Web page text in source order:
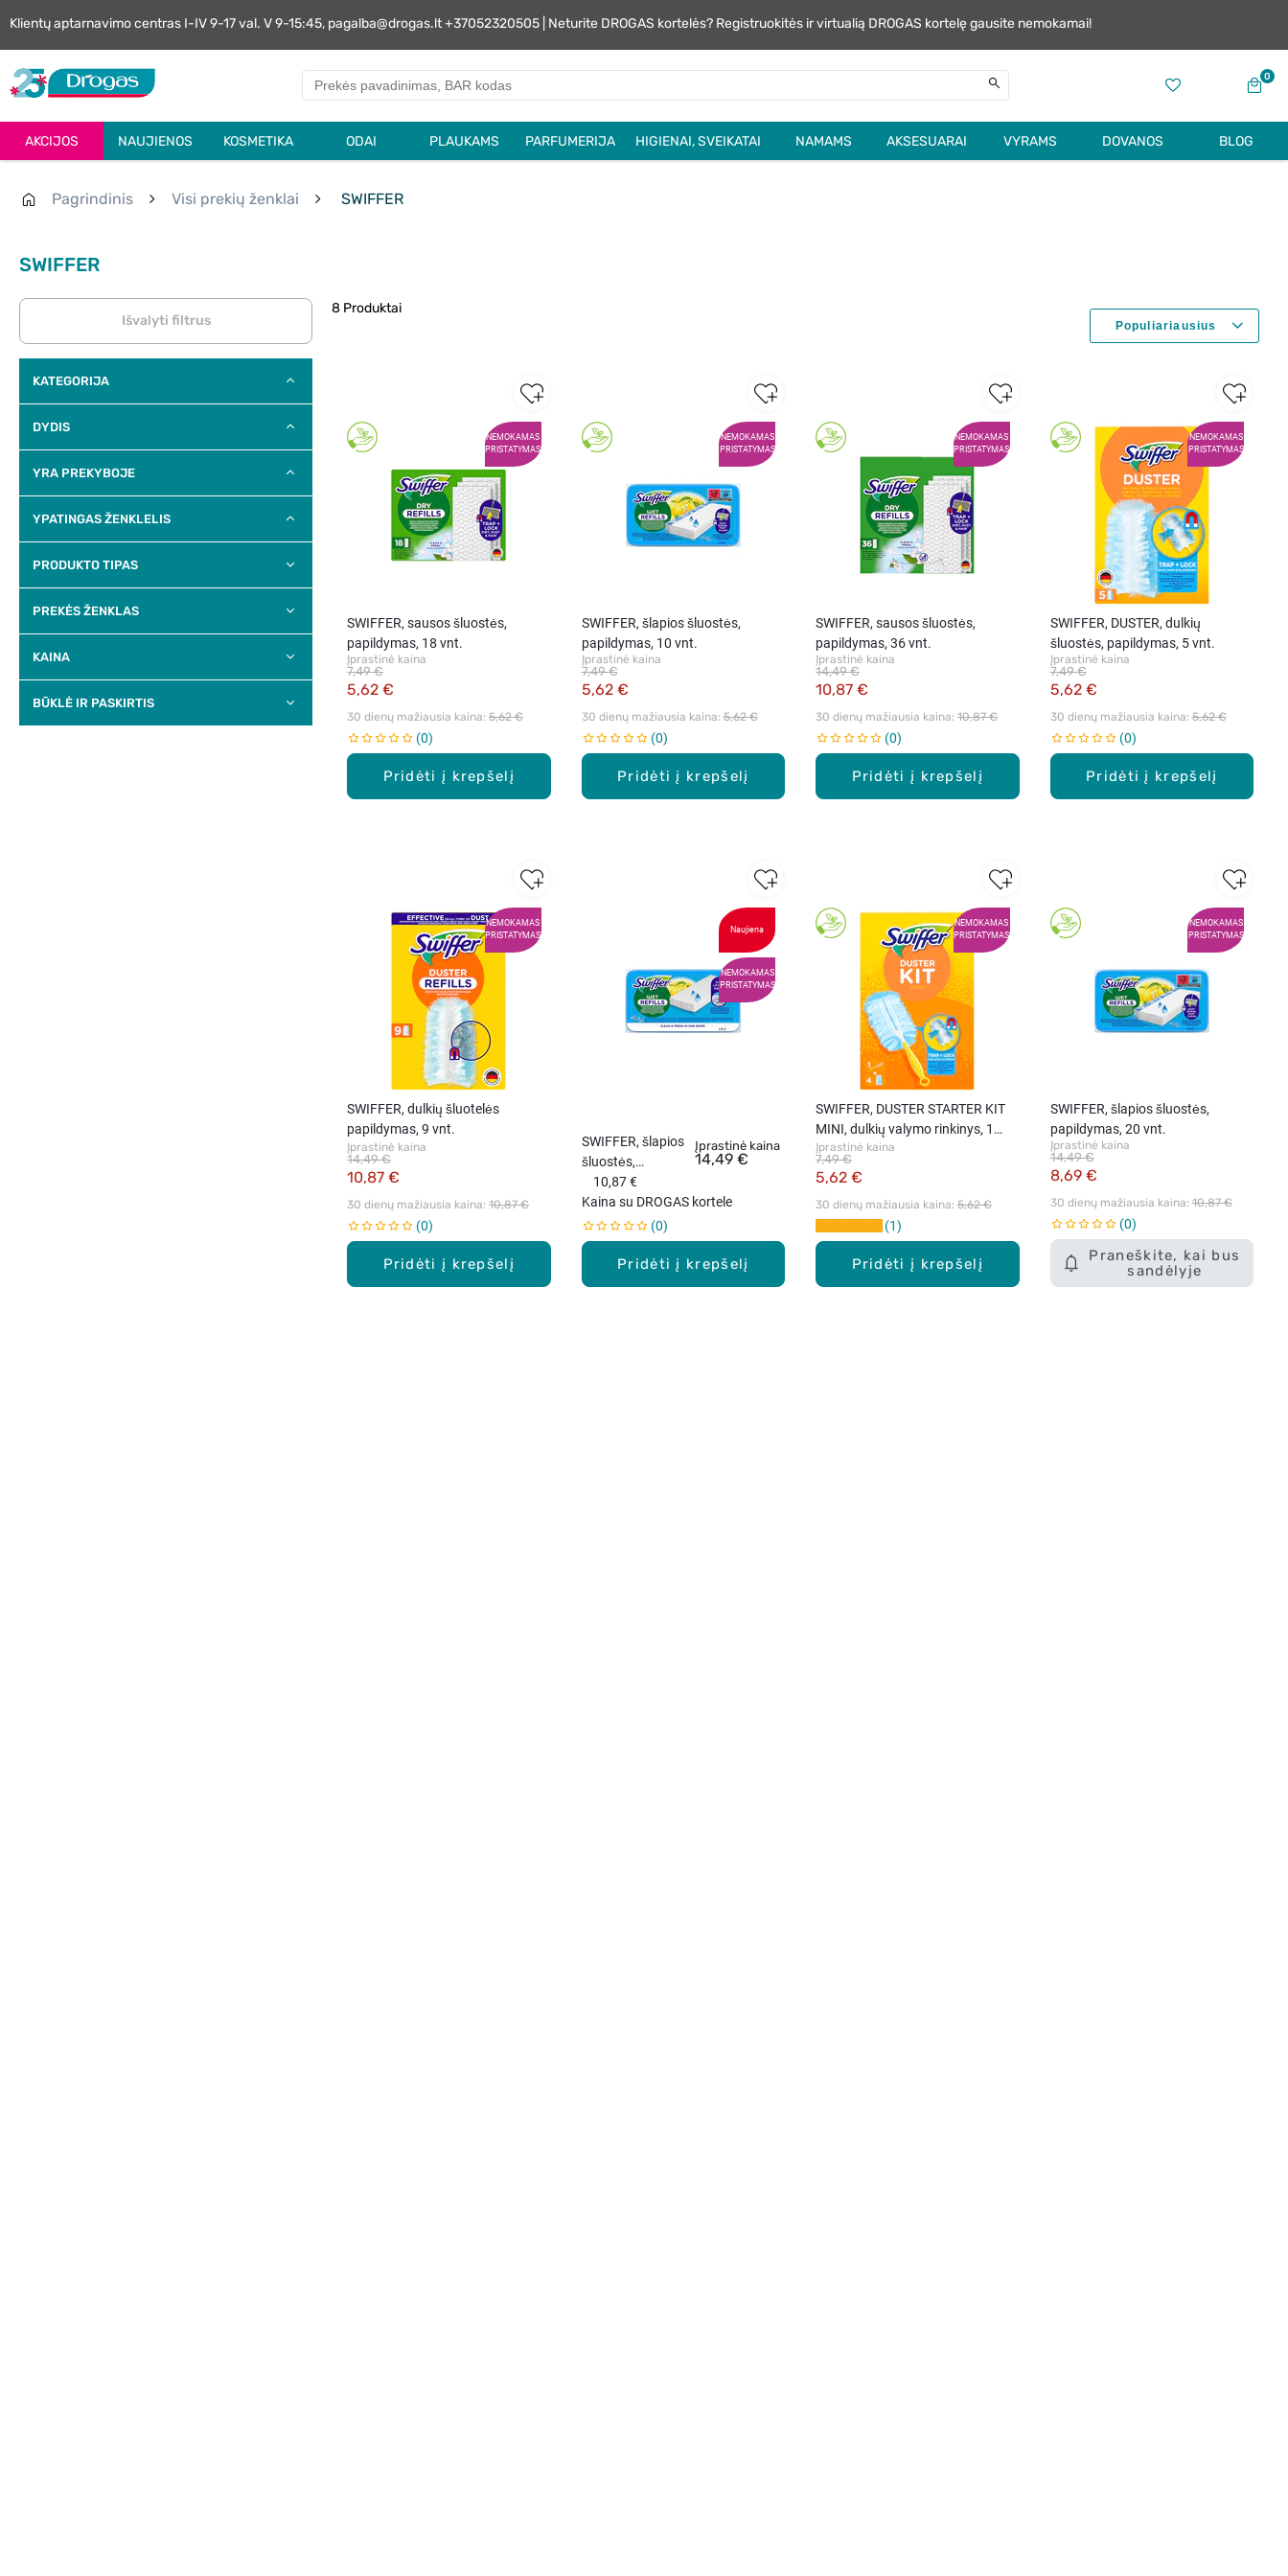
Klientų aptarnavimo centras I-IV 9-17 val. V 9-15:45, pagalba@drogas.lt +37052320505 | Neturite DROGAS kortelės? Registruokitės ir virtualią DROGAS kortelę gausite nemokamai!
0
AKCIJOS NAUJIENOS KOSMETIKA ODAI PLAUKAMS PARFUMERIJA HIGIENAI, SVEIKATAI NAMAMS AKSESUARAI VYRAMS DOVANOS BLOG
Pagrindinis Visi prekių ženklai SWIFFER
SWIFFER
Išvalyti filtrus
KATEGORIJA
DYDIS
YRA PREKYBOJE
YPATINGAS ŽENKLELIS
PRODUKTO TIPAS
PREKĖS ŽENKLAS
KAINA
BŪKLĖ IR PASKIRTIS
8 Produktai
NEMOKAMAS
PRISTATYMAS
Pridėti į krepšelį
SWIFFER, sausos šluostės,
papildymas, 18 vnt.
Įprastinė kaina
5,62 €
7,49 €
30 dienų mažiausia kaina: 5,62 €
0
NEMOKAMAS
PRISTATYMAS
Pridėti į krepšelį
SWIFFER, šlapios šluostės,
papildymas, 10 vnt.
Įprastinė kaina
5,62 €
7,49 €
30 dienų mažiausia kaina: 5,62 €
0
NEMOKAMAS
PRISTATYMAS
Pridėti į krepšelį
SWIFFER, sausos šluostės,
papildymas, 36 vnt.
Įprastinė kaina
10,87 €
14,49 €
30 dienų mažiausia kaina: 10,87 €
0
NEMOKAMAS
PRISTATYMAS
Pridėti į krepšelį
SWIFFER, DUSTER, dulkių
šluostės, papildymas, 5 vnt.
Įprastinė kaina
5,62 €
7,49 €
30 dienų mažiausia kaina: 5,62 €
0
NEMOKAMAS
PRISTATYMAS
Pridėti į krepšelį
SWIFFER, dulkių šluotelės
papildymas, 9 vnt.
Įprastinė kaina
10,87 €
14,49 €
30 dienų mažiausia kaina: 10,87 €
0
Naujiena
NEMOKAMAS
PRISTATYMAS
Pridėti į krepšelį
SWIFFER, šlapios
šluostės,
papildymas, 24
vnt.
Įprastinė kaina
14,49 €
10,87 €
Kaina su DROGAS kortele
0
NEMOKAMAS
PRISTATYMAS
Pridėti į krepšelį
SWIFFER, DUSTER STARTER KIT
MINI, dulkių valymo rinkinys, 1
vnt.
Įprastinė kaina
5,62 €
7,49 €
30 dienų mažiausia kaina: 5,62 €
1
NEMOKAMAS
PRISTATYMAS
Praneškite, kai bus
sandėlyje
SWIFFER, šlapios šluostės,
papildymas, 20 vnt.
Įprastinė kaina
8,69 €
14,49 €
30 dienų mažiausia kaina: 10,87 €
0